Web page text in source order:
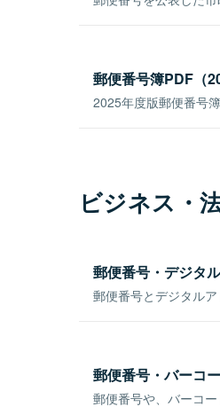
郵便番号簿PDF（
2025年度版郵便番号
ビジネス・
郵便番号・デジタ
郵便番号とデジタル
郵便番号・バーコ
郵便番号や、バーコ